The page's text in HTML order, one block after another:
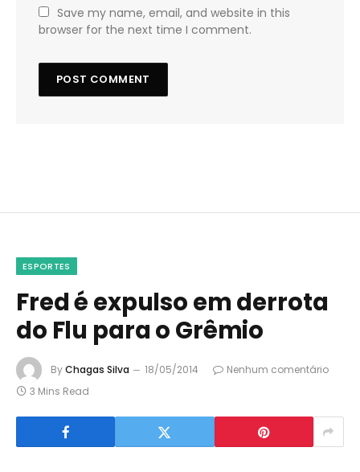
Save my name, email, and website in this
browser for the next time I comment.
ESPORTES
Fred é expulso em derrota
do Flu para o Grêmio
ByChagas Silva 18/05/2014
Nenhum comentário
3 Mins Read